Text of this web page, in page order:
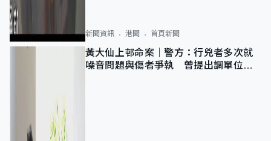
新聞資訊 港聞 首頁新聞
黃大仙上邨命案｜警方：行兇者多次就
噪音問題與傷者爭執 曾提出調單位已